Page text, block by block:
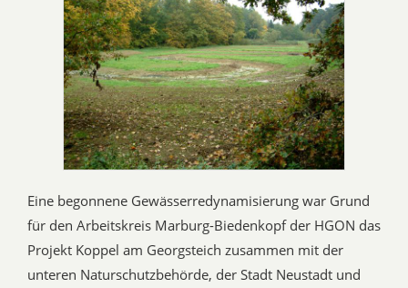
Eine begonnene Gewässerredynamisierung war Grund
für den Arbeitskreis Marburg-Biedenkopf der HGON das
Projekt Koppel am Georgsteich zusammen mit der
unteren Naturschutzbehörde, der Stadt Neustadt und